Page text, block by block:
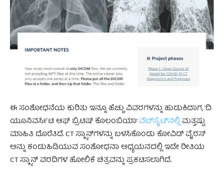
ಈ ಸಂಶೋಧನೆಯ ಕುರಿತು ಇನ್ನೂ ಹೆಚ್ಚು ವಿವರಗಳನ್ನು ಹುಡುಕಿದಾಗ, ’ದಿ
ಯೂನಿವರ್ಸಿಟಿ ಆಫ್ ಬ್ರಿಟಿಷ್ ಕೊಲಂಬಿಯಾ’ವೆಬ್‌ಸೈಟ್‌ನಲ್ಲಿಮತ್ತಷ್ಟು
ಮಾಹಿತಿ ದೊರೆತಿದೆ. CT ಸ್ಕ್ಯಾನ್‌ಗಳನ್ನು ಬಳಸಿಕೊಂಡು ಕೋವಿಡ್ ವೈರಸ್
ಅನ್ನು ಕಂಡುಹಿಡಿಯುವ ಸಂಶೋಧನಾ ಅಧ್ಯಯನದಲ್ಲಿ ಇದೇ ರೀತಿಯ
CT ಸ್ಕ್ಯಾನ್ ವರದಿಗಳ ಹೋಲಿಕೆ ಚಿತ್ರವನ್ನು ಪ್ರಕಟಿಸಲಾಗಿದೆ.